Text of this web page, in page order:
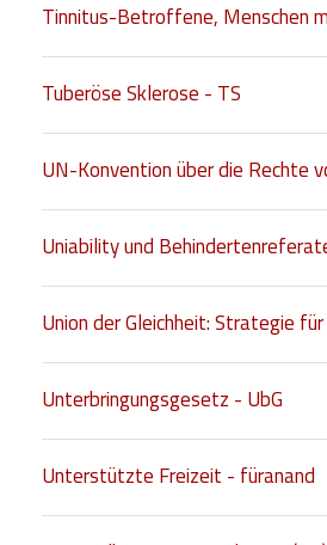
Tinnitus-Betroffene, Menschen
Tuberöse Sklerose - TS
UN-Konvention über die Rechte
Uniability und
Union der Gleichheit: Strategie
Unterbringungsgesetz - UbG
Unterstützte Freizeit - füranand